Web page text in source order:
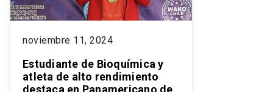
noviembre 11, 2024
Estudiante de Bioquímica y
atleta de alto rendimiento